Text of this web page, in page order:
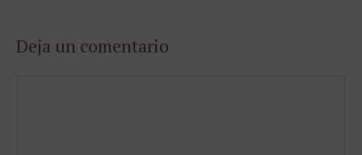
Deja un comentario